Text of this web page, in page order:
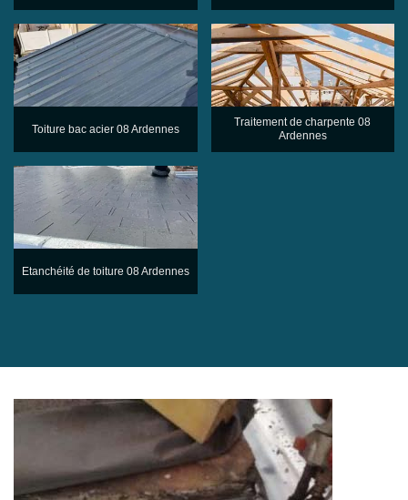
Toiture bac acier 08 Ardennes
Traitement de charpente 08
Ardennes
Etanchéité de toiture 08 Ardennes